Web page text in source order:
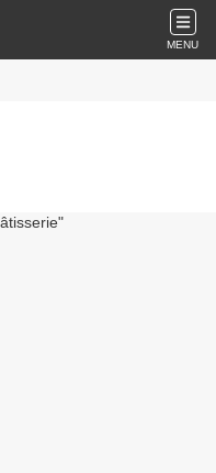
MENU